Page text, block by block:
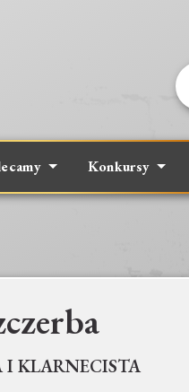
Konkursy
I KLARNECISTA